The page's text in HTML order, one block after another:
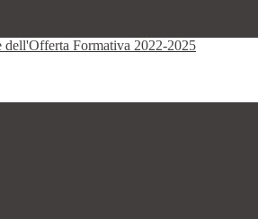
dell'Offerta Formativa 2022-2025